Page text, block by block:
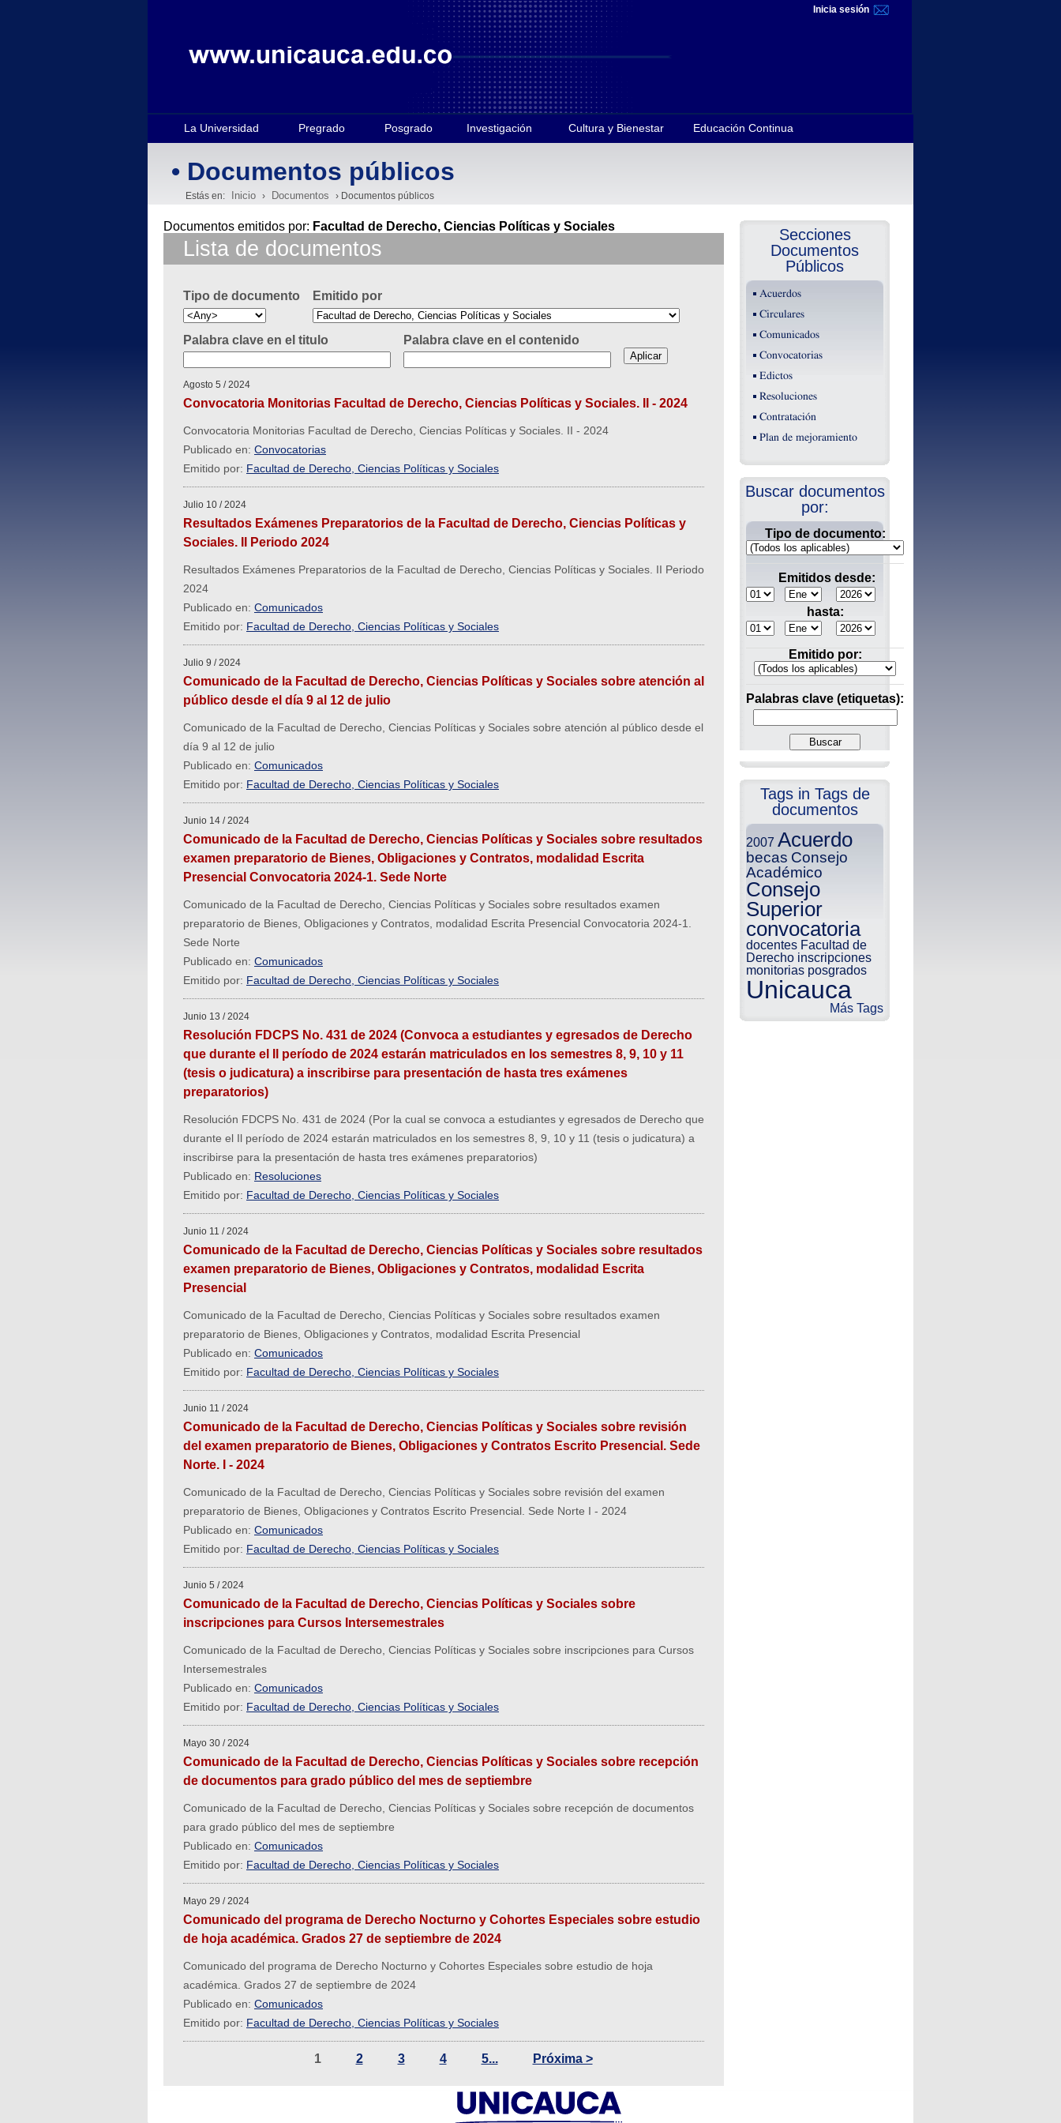
Inicia sesión
La Universidad Pregrado Posgrado Investigación Cultura y Bienestar Educación Continua
• Documentos públicos
Estás en: Inicio › Documentos › Documentos públicos
Documentos emitidos por: Facultad de Derecho, Ciencias Políticas y Sociales
Lista de documentos
Tipo de documento Emitido por
Palabra clave en el titulo Palabra clave en el contenido
Agosto 5 / 2024
Convocatoria Monitorias Facultad de Derecho, Ciencias Políticas y Sociales. II - 2024
Convocatoria Monitorias Facultad de Derecho, Ciencias Políticas y Sociales. II - 2024
Publicado en: Convocatorias
Emitido por: Facultad de Derecho, Ciencias Políticas y Sociales
Julio 10 / 2024
Resultados Exámenes Preparatorios de la Facultad de Derecho, Ciencias Políticas y
Sociales. II Periodo 2024
Resultados Exámenes Preparatorios de la Facultad de Derecho, Ciencias Políticas y Sociales. II Periodo
2024
Publicado en: Comunicados
Emitido por: Facultad de Derecho, Ciencias Políticas y Sociales
Julio 9 / 2024
Comunicado de la Facultad de Derecho, Ciencias Políticas y Sociales sobre atención al
público desde el día 9 al 12 de julio
Comunicado de la Facultad de Derecho, Ciencias Políticas y Sociales sobre atención al público desde el
día 9 al 12 de julio
Publicado en: Comunicados
Emitido por: Facultad de Derecho, Ciencias Políticas y Sociales
Junio 14 / 2024
Comunicado de la Facultad de Derecho, Ciencias Políticas y Sociales sobre resultados
examen preparatorio de Bienes, Obligaciones y Contratos, modalidad Escrita
Presencial Convocatoria 2024-1. Sede Norte
Comunicado de la Facultad de Derecho, Ciencias Políticas y Sociales sobre resultados examen
preparatorio de Bienes, Obligaciones y Contratos, modalidad Escrita Presencial Convocatoria 2024-1.
Sede Norte
Publicado en: Comunicados
Emitido por: Facultad de Derecho, Ciencias Políticas y Sociales
Junio 13 / 2024
Resolución FDCPS No. 431 de 2024 (Convoca a estudiantes y egresados de Derecho
que durante el Il período de 2024 estarán matriculados en los semestres 8, 9, 10 y 11
(tesis o judicatura) a inscribirse para presentación de hasta tres exámenes
preparatorios)
Resolución FDCPS No. 431 de 2024 (Por la cual se convoca a estudiantes y egresados de Derecho que
durante el Il período de 2024 estarán matriculados en los semestres 8, 9, 10 y 11 (tesis o judicatura) a
inscribirse para la presentación de hasta tres exámenes preparatorios)
Publicado en: Resoluciones
Emitido por: Facultad de Derecho, Ciencias Políticas y Sociales
Junio 11 / 2024
Comunicado de la Facultad de Derecho, Ciencias Políticas y Sociales sobre resultados
examen preparatorio de Bienes, Obligaciones y Contratos, modalidad Escrita
Presencial
Comunicado de la Facultad de Derecho, Ciencias Políticas y Sociales sobre resultados examen
preparatorio de Bienes, Obligaciones y Contratos, modalidad Escrita Presencial
Publicado en: Comunicados
Emitido por: Facultad de Derecho, Ciencias Políticas y Sociales
Junio 11 / 2024
Comunicado de la Facultad de Derecho, Ciencias Políticas y Sociales sobre revisión
del examen preparatorio de Bienes, Obligaciones y Contratos Escrito Presencial. Sede
Norte. I - 2024
Comunicado de la Facultad de Derecho, Ciencias Políticas y Sociales sobre revisión del examen
preparatorio de Bienes, Obligaciones y Contratos Escrito Presencial. Sede Norte I - 2024
Publicado en: Comunicados
Emitido por: Facultad de Derecho, Ciencias Políticas y Sociales
Junio 5 / 2024
Comunicado de la Facultad de Derecho, Ciencias Políticas y Sociales sobre
inscripciones para Cursos Intersemestrales
Comunicado de la Facultad de Derecho, Ciencias Políticas y Sociales sobre inscripciones para Cursos
Intersemestrales
Publicado en: Comunicados
Emitido por: Facultad de Derecho, Ciencias Políticas y Sociales
Mayo 30 / 2024
Comunicado de la Facultad de Derecho, Ciencias Políticas y Sociales sobre recepción
de documentos para grado público del mes de septiembre
Comunicado de la Facultad de Derecho, Ciencias Políticas y Sociales sobre recepción de documentos
para grado público del mes de septiembre
Publicado en: Comunicados
Emitido por: Facultad de Derecho, Ciencias Políticas y Sociales
Mayo 29 / 2024
Comunicado del programa de Derecho Nocturno y Cohortes Especiales sobre estudio
de hoja académica. Grados 27 de septiembre de 2024
Comunicado del programa de Derecho Nocturno y Cohortes Especiales sobre estudio de hoja
académica. Grados 27 de septiembre de 2024
Publicado en: Comunicados
Emitido por: Facultad de Derecho, Ciencias Políticas y Sociales
1 2 3 4 5... Próxima >
Secciones
Documentos
Públicos
Acuerdos
Circulares
Comunicados
Convocatorias
Edictos
Resoluciones
Contratación
Plan de mejoramiento
Buscar documentos
por:
Tipo de documento:
Emitidos desde:
hasta:
Emitido por:
Palabras clave (etiquetas):
Tags in Tags de
documentos
2007 Acuerdo
becas Consejo
Académico
Consejo
Superior
convocatoria
docentes Facultad de
Derecho inscripciones
monitorias posgrados
Unicauca
Más Tags